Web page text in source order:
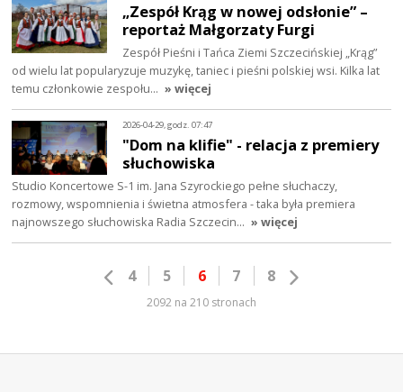
„Zespół Krąg w nowej odsłonie” –
reportaż Małgorzaty Furgi
Zespół Pieśni i Tańca Ziemi Szczecińskiej „Krąg”
od wielu lat popularyzuje muzykę, taniec i pieśni polskiej wsi. Kilka lat
temu członkowie zespołu… » więcej
2026-04-29, godz. 07:47
"Dom na klifie" - relacja z premiery
słuchowiska
Studio Koncertowe S-1 im. Jana Szyrockiego pełne słuchaczy,
rozmowy, wspomnienia i świetna atmosfera - taka była premiera
najnowszego słuchowiska Radia Szczecin… » więcej
4 5 6 7 8
2092 na 210 stronach